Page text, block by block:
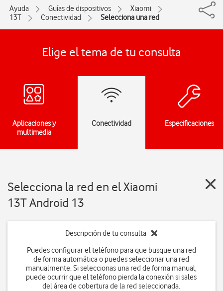
Ayuda Guías de dispositivos
Xiaomi
13T
Conectividad Selecciona una red
Elige el tema de tu consulta
Aplicaciones y
multimedia
Conectividad Especificaciones
Selecciona la red en el Xiaomi
13T Android 13
Descripción de tu consulta
Puedes configurar el teléfono para que busque una red
de forma automática o puedes seleccionar una red
manualmente. Si seleccionas una red de forma manual,
puede ocurrir que el teléfono pierda la conexión si sales
del área de cobertura de la red seleccionada.